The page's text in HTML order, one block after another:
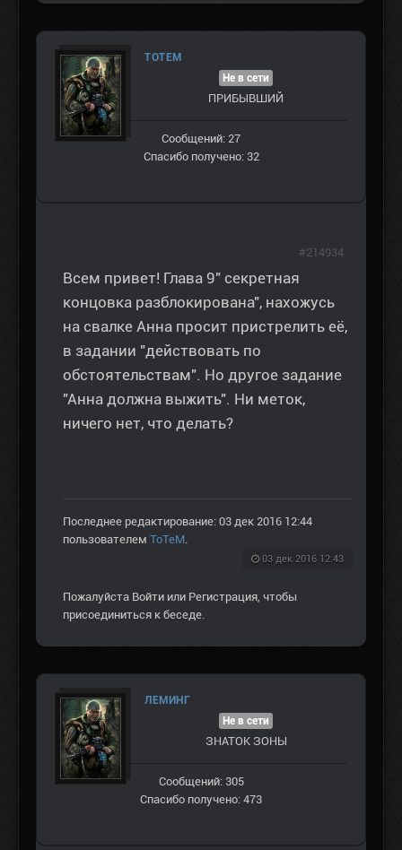
TOTEM
Не в сети
ПРИБЫВШИЙ
Сообщений: 27
Спасибо получено: 32
Всем привет! Глава 9" секретная
концовка разблокирована", нахожусь
на свалке Анна просит пристрелить её,
в задании "действовать по
обстоятельствам". Но другое задание
"Анна должна выжить". Ни меток,
ничего нет, что делать?
Последнее редактирование: 03 дек 2016 12:44
пользователем ToTeM.
03 дек 2016 12:43
#214934
Пожалуйста Войти или Регистрация, чтобы
присоединиться к беседе.
ЛЕМИНГ
Не в сети
ЗНАТОК ЗОНЫ
Сообщений: 305
Спасибо получено: 473